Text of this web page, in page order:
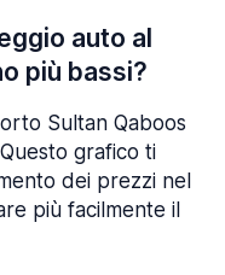
auto al
più bassi?
Sultan Qaboos
grafico ti
dei prezzi nel
più facilmente il